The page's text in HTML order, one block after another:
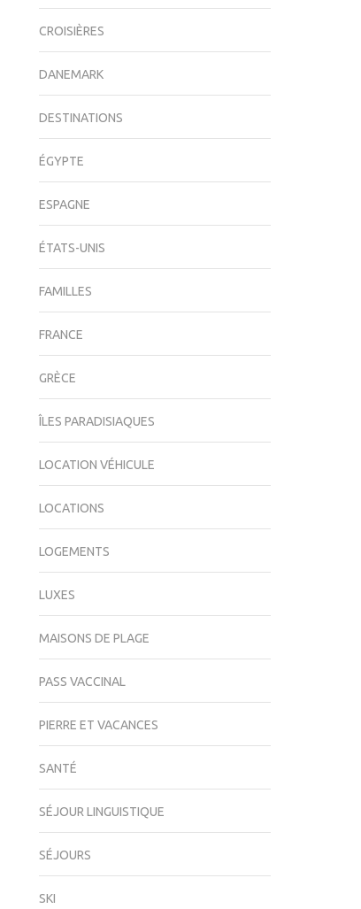
CROISIÈRES
DANEMARK
DESTINATIONS
ÉGYPTE
ESPAGNE
ÉTATS-UNIS
FAMILLES
FRANCE
GRÈCE
ÎLES PARADISIAQUES
LOCATION VÉHICULE
LOCATIONS
LOGEMENTS
LUXES
MAISONS DE PLAGE
PASS VACCINAL
PIERRE ET VACANCES
SANTÉ
SÉJOUR LINGUISTIQUE
SÉJOURS
SKI